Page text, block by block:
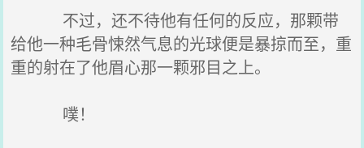
不过，还不待他有任何的反应，那颗带
给他一种毛骨悚然气息的光球便是暴掠而至，重
重的射在了他眉心那一颗邪目之上。
噗！